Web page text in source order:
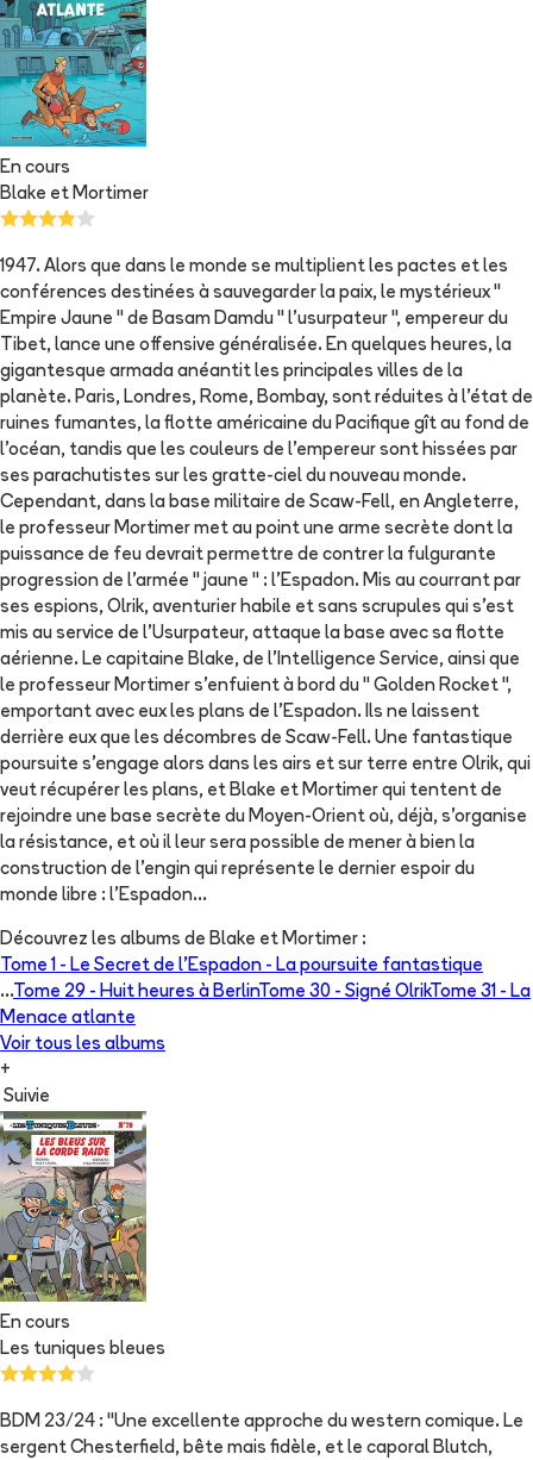
En cours
Blake et Mortimer
1947. Alors que dans le monde se multiplient les pactes et les
conférences destinées à sauvegarder la paix, le mystérieux "
Empire Jaune " de Basam Damdu " l'usurpateur ", empereur du
Tibet, lance une offensive généralisée. En quelques heures, la
gigantesque armada anéantit les principales villes de la
planète. Paris, Londres, Rome, Bombay, sont réduites à l'état de
ruines fumantes, la flotte américaine du Pacifique gît au fond de
l'océan, tandis que les couleurs de l'empereur sont hissées par
ses parachutistes sur les gratte-ciel du nouveau monde.
Cependant, dans la base militaire de Scaw-Fell, en Angleterre,
le professeur Mortimer met au point une arme secrète dont la
puissance de feu devrait permettre de contrer la fulgurante
progression de l'armée " jaune " : l'Espadon. Mis au courrant par
ses espions, Olrik, aventurier habile et sans scrupules qui s'est
mis au service de l'Usurpateur, attaque la base avec sa flotte
aérienne. Le capitaine Blake, de l'Intelligence Service, ainsi que
le professeur Mortimer s'enfuient à bord du " Golden Rocket ",
emportant avec eux les plans de l'Espadon. Ils ne laissent
derrière eux que les décombres de Scaw-Fell. Une fantastique
poursuite s'engage alors dans les airs et sur terre entre Olrik, qui
veut récupérer les plans, et Blake et Mortimer qui tentent de
rejoindre une base secrète du Moyen-Orient où, déjà, s'organise
la résistance, et où il leur sera possible de mener à bien la
construction de l'engin qui représente le dernier espoir du
monde libre : l'Espadon...
Découvrez les albums de Blake et Mortimer :
Tome 1 - Le Secret de l'Espadon - La poursuite fantastique
...Tome 29 - Huit heures à BerlinTome 30 - Signé OlrikTome 31 - La
Menace atlante
Voir tous les albums
+
Suivie
En cours
Les tuniques bleues
BDM 23/24 : "Une excellente approche du western comique. Le
sergent Chesterfield, bête mais fidèle, et le caporal Blutch,